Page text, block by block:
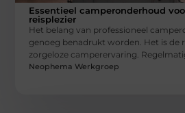
Essentieel camperonderhoud
reisplezier
Het belang van professioneel
genoeg benadrukt worden. Het is de
zorgeloze camperervaring.
Neophema Werkgroep